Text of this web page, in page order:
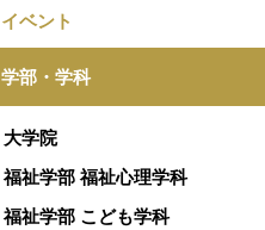
イベント
学部・学科
大学院
福祉学部 福祉心理学科
福祉学部 こども学科